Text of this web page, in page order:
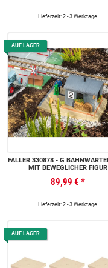
Lieferzeit: 2 - 3 Werktage
AUF LAGER
FALLER 330878 - G BAHNWÄRTERBUDE
MIT BEWEGLICHER FIGUR
89,99 € *
Lieferzeit: 2 - 3 Werktage
AUF LAGER